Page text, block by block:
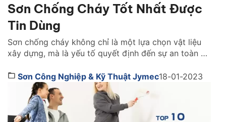
Sơn Chống Cháy Tốt Nhất Được
Tin Dùng
Sơn chống cháy không chỉ là một lựa chọn vật liệu
xây dựng, mà là yếu tố quyết định đến sự an toàn và
hỏa hoạn. Vậy lựa sơn chống cháy hãng nào tốt?
Cách chọn như thế nào. Cùng tìm hiểu ngay […]
Sơn Công Nghiệp & Kỹ Thuật Jymec18-01-2023